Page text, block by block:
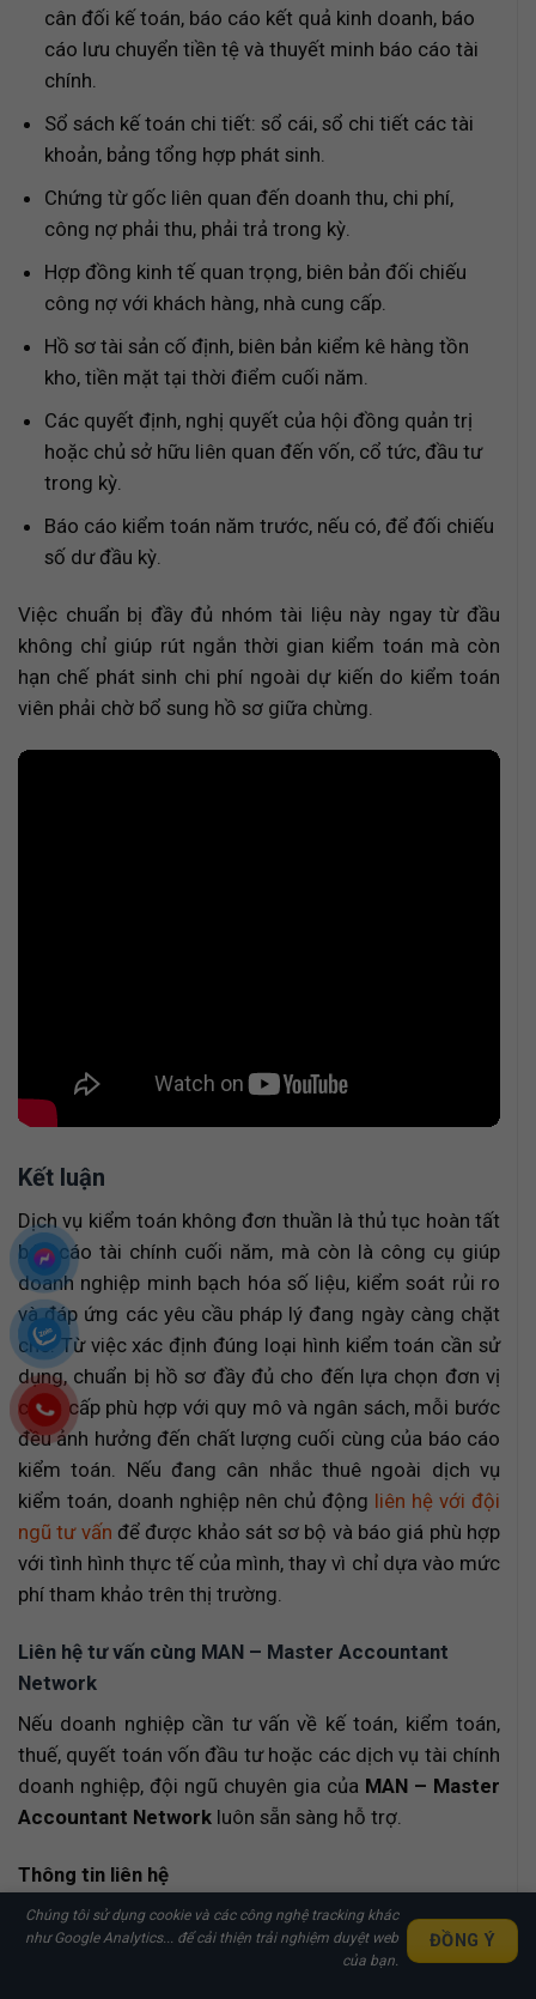
cân đối kế toán, báo cáo kết quả kinh doanh, báo
cáo lưu chuyển tiền tệ và thuyết minh báo cáo tài
chính.
Sổ sách kế toán chi tiết: sổ cái, sổ chi tiết các tài
khoản, bảng tổng hợp phát sinh.
Chứng từ gốc liên quan đến doanh thu, chi phí,
công nợ phải thu, phải trả trong kỳ.
Hợp đồng kinh tế quan trọng, biên bản đối chiếu
công nợ với khách hàng, nhà cung cấp.
Hồ sơ tài sản cố định, biên bản kiểm kê hàng tồn
kho, tiền mặt tại thời điểm cuối năm.
Các quyết định, nghị quyết của hội đồng quản trị
hoặc chủ sở hữu liên quan đến vốn, cổ tức, đầu tư
trong kỳ.
Báo cáo kiểm toán năm trước, nếu có, để đối chiếu
số dư đầu kỳ.
Việc chuẩn bị đầy đủ nhóm tài liệu này ngay từ đầu
không chỉ giúp rút ngắn thời gian kiểm toán mà còn
hạn chế phát sinh chi phí ngoài dự kiến do kiểm toán
viên phải chờ bổ sung hồ sơ giữa chừng.
Kết luận
Dịch vụ kiểm toán không đơn thuần là thủ tục hoàn tất
báo cáo tài chính cuối năm, mà còn là công cụ giúp
doanh nghiệp minh bạch hóa số liệu, kiểm soát rủi ro
và đáp ứng các yêu cầu pháp lý đang ngày càng chặt
chẽ. Từ việc xác định đúng loại hình kiểm toán cần sử
dụng, chuẩn bị hồ sơ đầy đủ cho đến lựa chọn đơn vị
cung cấp phù hợp với quy mô và ngân sách, mỗi bước
đều ảnh hưởng đến chất lượng cuối cùng của báo cáo
kiểm toán. Nếu đang cân nhắc thuê ngoài dịch vụ
kiểm toán, doanh nghiệp nên chủ động liên hệ với đội
ngũ tư vấn để được khảo sát sơ bộ và báo giá phù hợp
với tình hình thực tế của mình, thay vì chỉ dựa vào mức
phí tham khảo trên thị trường.
Liên hệ tư vấn cùng MAN – Master Accountant
Network
Nếu doanh nghiệp cần tư vấn về kế toán, kiểm toán,
thuế, quyết toán vốn đầu tư hoặc các dịch vụ tài chính
doanh nghiệp, đội ngũ chuyên gia của MAN – Master
Accountant Network luôn sẵn sàng hỗ trợ.
Thông tin liên hệ
Địa chỉ:Số 19A, Đường 43, Phường Tân Thuận, TP.
Nhận Báo Giá Nhanh Chi Tiết
Chúng tôi sử dụng cookie và các công nghệ tracking khác
như Google Analytics... để cải thiện trải nghiệm duyệt web
của bạn.
ĐỒNG Ý